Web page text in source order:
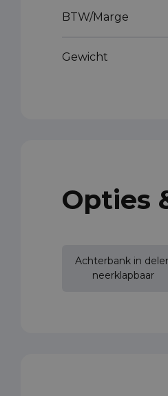
BTW/Marge
Gewicht
Opties
Achterbank in
neerklapbaar